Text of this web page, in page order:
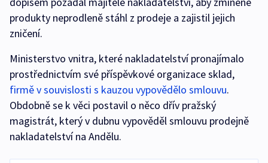
produkty neprodleně stáhl z prodeje a zajistil jejich
zničení.
Ministerstvo vnitra, které nakladatelství pronajímalo
prostřednictvím své příspěvkové organizace sklad,
firmě v souvislosti s kauzou vypovědělo smlouvu.
Obdobně se k věci postavil o něco dřív pražský
magistrát, který v dubnu vypověděl smlouvu prodejně
nakladatelství na Andělu.